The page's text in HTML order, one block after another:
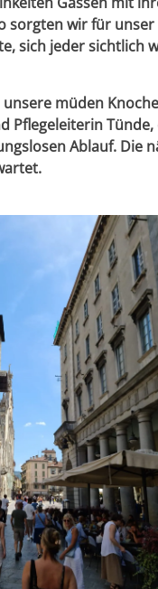
wir für
sich jeder sichtlich
müden
Ablauf. Die